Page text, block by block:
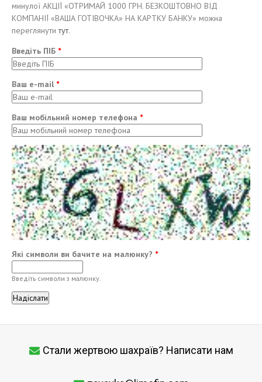
минулої АКЦІЇ «ОТРИМАЙ 1000 ГРН. БЕЗКОШТОВНО ВІД
КОМПАНІЇ «ВАША ГОТIВОЧКА» НА КАРТКУ БАНКУ» можна
переглянутитут.
Введіть ПІБ *
Ваш e-mail *
Ваш мобільний номер телефона *
Які символи ви бачите на малюнку? *
Введіть символи з малюнку.
Стали жертвою шахраїв? Написати нам